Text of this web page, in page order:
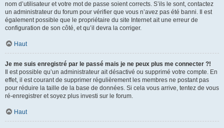
nom d’utilisateur et votre mot de passe soient corrects. S’ils le sont, contactez
un administrateur du forum pour vérifier que vous n’avez pas été banni. Il est
également possible que le propriétaire du site Internet ait une erreur de
configuration de son côté, et qu’il devra la corriger.
Haut
Je me suis enregistré par le passé mais je ne peux plus me connecter ?!
Il est possible qu’un administrateur ait désactivé ou supprimé votre compte. En
effet, il est courant de supprimer régulièrement les membres ne postant pas
pour réduire la taille de la base de données. Si cela vous arrive, tentez de vous
ré-enregistrer et soyez plus investi sur le forum.
Haut